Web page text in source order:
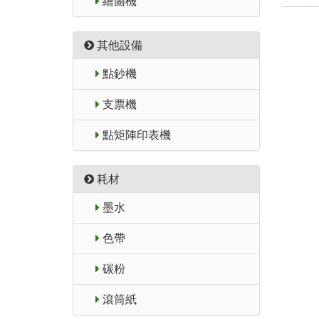
其他設備
點鈔機
支票機
點矩陣印表機
耗材
墨水
色帶
碳粉
滾筒紙